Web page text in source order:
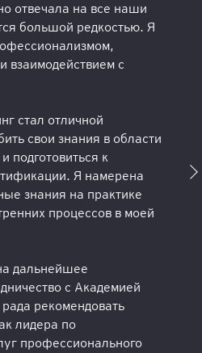
отвечала на все наши
большой редкостью. Я
взаимодействием с
стал отличной
свои знания в области
подготовиться к
Я намерена
знания на практике
процессов в моей
дальнейшее
с Академией
рекомендовать
лидера по
профессионального